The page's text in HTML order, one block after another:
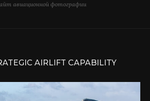
авиационной фотографии
AIRLIFT CAPABILITY